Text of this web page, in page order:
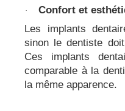
·
Confort et
Les implants
sinon le dentiste
Ces implants
comparable à la
la même apparence.